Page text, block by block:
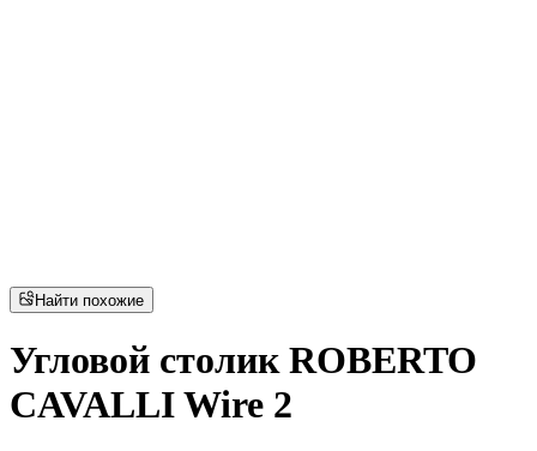
Найти похожие
Угловой столик ROBERTO
CAVALLI Wire 2